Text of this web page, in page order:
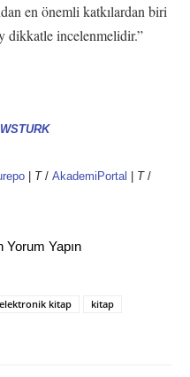
en önemli katkılardan biri
dikkatle incelenmelidir.”
| T/ AkademiPortal | T/
Yorum Yapın
elektronik kitap
kitap